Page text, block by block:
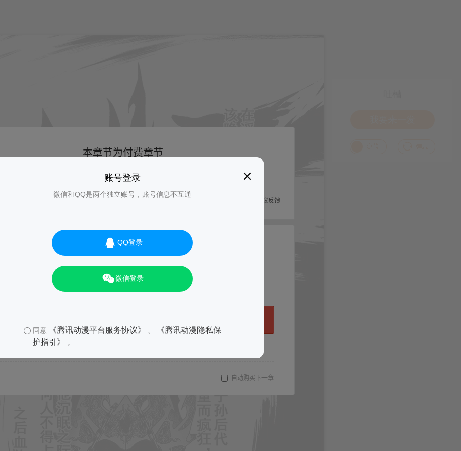
账号登录
微信和QQ是两个独立账号，账号信息不互通
QQ登录
微信登录
同意 《腾讯动漫平台服务协议》
《腾讯动漫隐私保
护指引》
。